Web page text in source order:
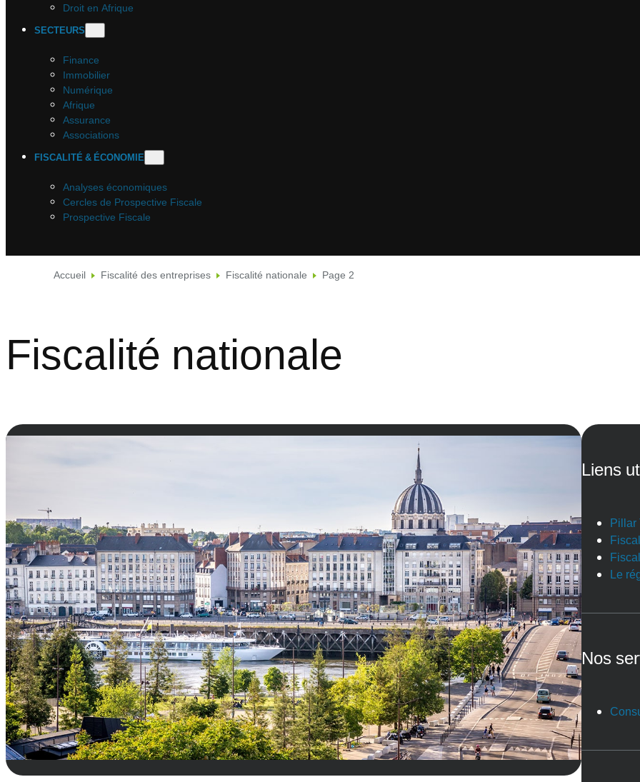
Droit en Afrique
SECTEURS
Finance
Immobilier
Numérique
Afrique
Assurance
Associations
FISCALITÉ & ÉCONOMIE
Analyses économiques
Cercles de Prospective Fiscale
Prospective Fiscale
Accueil Fiscalité des entreprises Fiscalité nationale Page 2
Fiscalité nationale
Liens
Pillar
Le
Nos